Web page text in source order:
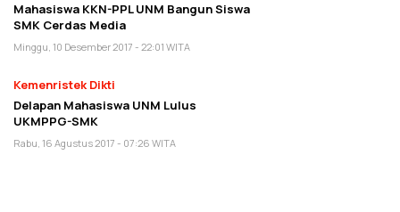
Mahasiswa KKN-PPL UNM Bangun Siswa
SMK Cerdas Media
Minggu, 10 Desember 2017 - 22:01 WITA
Kemenristek Dikti
Delapan Mahasiswa UNM Lulus
UKMPPG-SMK
Rabu, 16 Agustus 2017 - 07:26 WITA